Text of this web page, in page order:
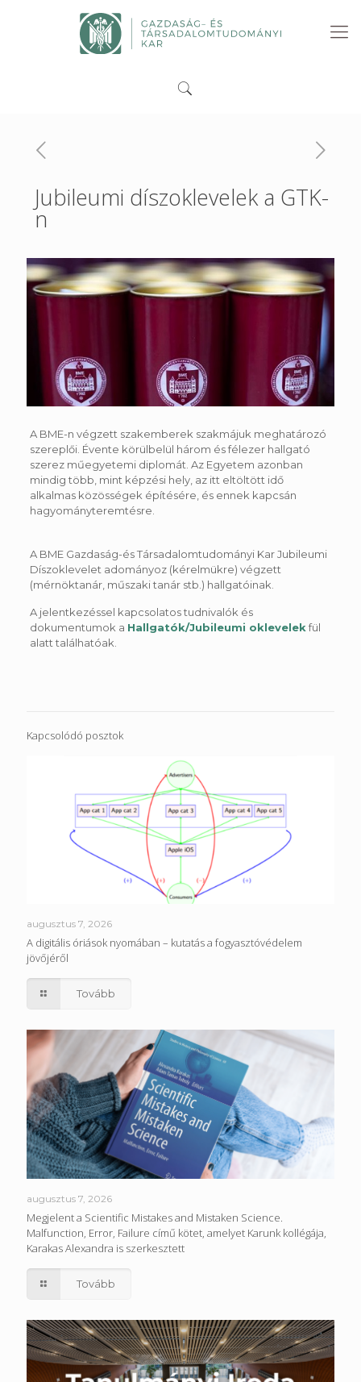
Jubileumi díszoklevelek a GTK-
n
A BME-n végzett szakemberek szakmájuk meghatározó
szereplői. Évente körülbelül három és félezer hallgató
szerez műegyetemi diplomát. Az Egyetem azonban
mindig több, mint képzési hely, az itt eltöltött idő
alkalmas közösségek építésére, és ennek kapcsán
hagyományteremtésre.
A BME Gazdaság-és Társadalomtudományi Kar Jubileumi
Díszoklevelet adományoz (kérelmükre) végzett
(mérnöktanár, műszaki tanár stb.) hallgatóinak.
A jelentkezéssel kapcsolatos tudnivalók és
dokumentumok a Hallgatók/Jubileumi oklevelek fül
alatt találhatóak.
Kapcsolódó posztok
augusztus 7, 2026
A digitális óriások nyomában – kutatás a fogyasztóvédelem
jövőjéről
Tovább
augusztus 7, 2026
Megjelent a Scientific Mistakes and Mistaken Science.
Malfunction, Error, Failure című kötet, amelyet Karunk kollégája,
Karakas Alexandra is szerkesztett
Tovább